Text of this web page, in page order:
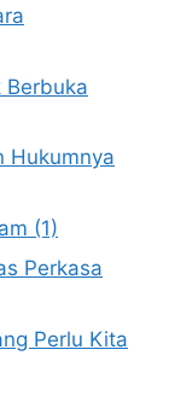
Berbuka
Hukumnya
(1)
Perkasa
Perlu Kita